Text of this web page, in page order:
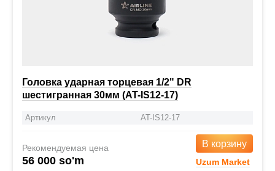
Головка ударная торцевая 1/2" DR
шестигранная 30мм (AT-IS12-17)
Артикул AT-IS12-17
Рекомендуемая цена
56 000 so'm
В корзину
Uzum Market